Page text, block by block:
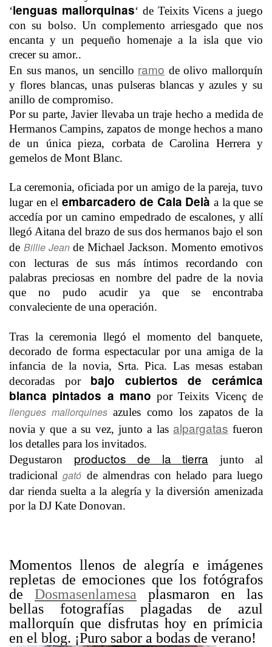
‘lenguas mallorquinas‘ de Teixits Vicens a juego
con su bolso. Un complemento arriesgado que nos
encanta y un pequeño homenaje a la isla que vio
crecer su amor..
En sus manos, un sencillo ramo de olivo mallorquín
y flores blancas, unas pulseras blancas y azules y su
anillo de compromiso.
Por su parte, Javier llevaba un traje hecho a medida de
Hermanos Campins, zapatos de monge hechos a mano
de un única pieza, corbata de Carolina Herrera y
gemelos de Mont Blanc.
La ceremonia, oficiada por un amigo de la pareja, tuvo
lugar en elembarcadero de Cala Deià a la que se
accedía por un camino empedrado de escalones, y allí
llegó Aitana del brazo de sus dos hermanos bajo el son
de Billie Jean de Michael Jackson. Momento emotivos
con lecturas de sus más íntimos recordando con
palabras preciosas en nombre del padre de la novia
que no pudo acudir ya que se encontraba
convaleciente de una operación.
Tras la ceremonia llegó el momento del banquete,
decorado de forma espectacular por una amiga de la
infancia de la novia, Srta. Pica. Las mesas estaban
decoradas por bajo cubiertos de cerámica
blanca pintados a mano por Teixits Vicenç de
llengues mallorquinesazules como los zapatos de la
novia y que a su vez, junto a las alpargatas fueron
los detalles para los invitados.
Degustaron productos de la tierra junto al
tradicionalgató de almendras con helado para luego
dar rienda suelta a la alegría y la diversión amenizada
por la DJ Kate Donovan.
Momentos llenos de alegría e imágenes
repletas de emociones que los fotógrafos
de Dosmasenlamesa plasmaron en las
bellas fotografías plagadas de azul
mallorquín que disfrutas hoy en prímicia
en el blog. ¡Puro sabor a bodas de verano!